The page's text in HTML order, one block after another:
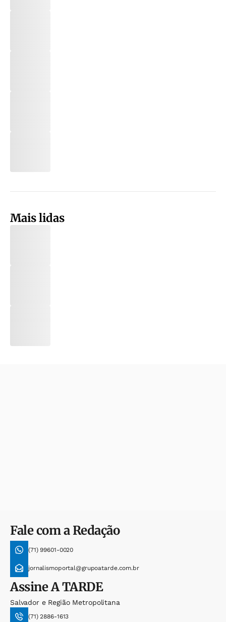
Mais lidas
Fale com a Redação
(71) 99601-0020
jornalismoportal@grupoatarde.com.br
AssineA TARDE
Salvador e Região Metropolitana
(71) 2886-1613